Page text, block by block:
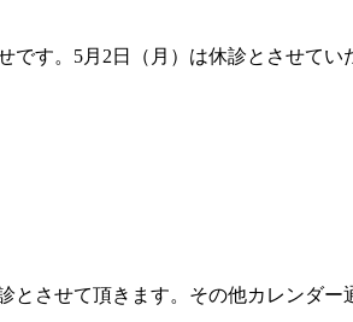
す。5月2日（月）は休診とさせて
とさせて頂きます。その他カレンダ